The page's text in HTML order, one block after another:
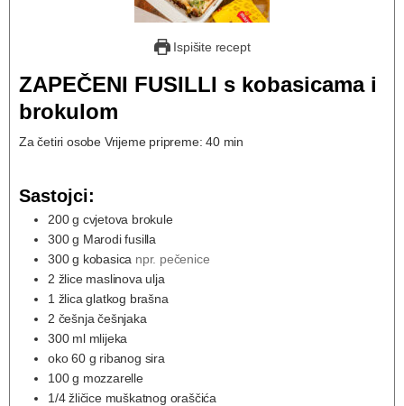
Ispišite recept
ZAPEČENI FUSILLI s kobasicama i
brokulom
Za četiri osobe Vrijeme pripreme: 40 min
Sastojci:
200 g cvjetova brokule
300 g Marodi fusilla
300 g kobasica npr. pečenice
2 žlice maslinova ulja
1 žlica glatkog brašna
2 češnja češnjaka
300 ml mlijeka
oko 60 g ribanog sira
100 g mozzarelle
1/4 žličice muškatnog oraščića